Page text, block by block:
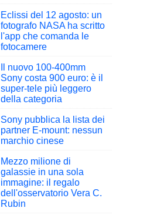
Eclissi del 12 agosto: un
fotografo NASA ha scritto
l'app che comanda le
fotocamere
Il nuovo 100-400mm
Sony costa 900 euro: è il
super-tele più leggero
della categoria
Sony pubblica la lista dei
partner E-mount: nessun
marchio cinese
Mezzo milione di
galassie in una sola
immagine: il regalo
dell'osservatorio Vera C.
Rubin